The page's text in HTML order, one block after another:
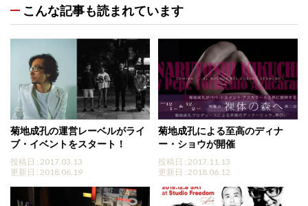
こんな記事も読まれています
菊地成孔の運営レーベルがライ
ブ・イベントをスタート！
投稿日 : 2017.03.13
更新日 : 2018.06.19
菊地成孔による至高のディナ
ー・ショウが開催
投稿日 : 2017.11.13
更新日 : 2018.06.12